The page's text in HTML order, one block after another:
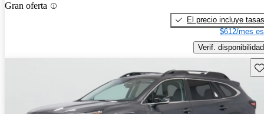
Gran oferta
El precio incluye tasas
$612/mes
Verif. disponibilidad